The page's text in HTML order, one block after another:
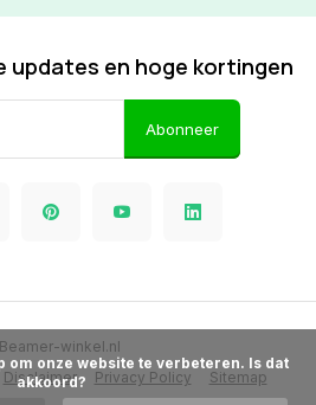
updates en hoge kortingen
Abonneer
Disclaimer Privacy Policy Sitemap
winkel.nl
akkoord?